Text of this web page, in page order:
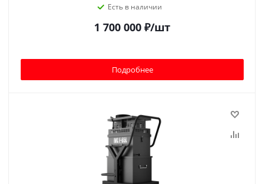
Есть в наличии
1 700 000 ₽/шт
Подробнее